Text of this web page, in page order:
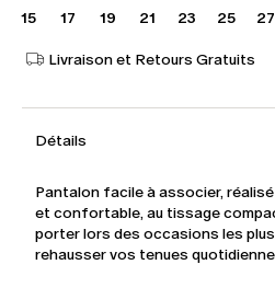
15 17 19 21 23 25 27
Livraison et Retours Gratuits
Détails
Pantalon facile à associer,
et confortable, au tissage
porter lors des occasions les
rehausser vos tenues